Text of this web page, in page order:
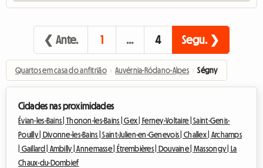
❮ Ante. 1 … 4 Segu. ❯
Quartos em casa do anfitrião › Auvérnia-Ródano-Alpes › Ségny
Cidades nas proximidades
Évian-les-Bains |Thonon-les-Bains |Gex | Ferney-Voltaire |Saint-Genis-
Pouilly |
Divonne-les-Bains |Saint-Julien-en-Genevois | Challex | Archamps
Gaillard | Ambilly |Annemasse | Étrembières | Douvaine | Massongy |
La
Chaux-du-Dombief